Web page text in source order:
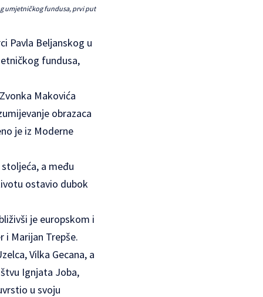
umjetničkog fundusa, prvi put
Pavla Beljanskog u
fundusa,
Makovića
obrazaca
je iz Moderne
a među
ostavio dubok
je europskom i
i Marijan Trepše.
Vilka Gecana, a
Ignjata Joba,
u svoju